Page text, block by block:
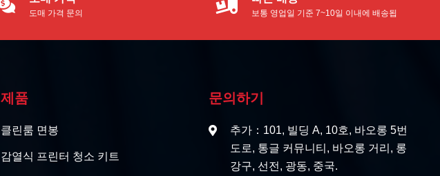
도매 가격 문의
보통 영업일 기준 7~10일 이내에 배송됩
제품
클린룸 면봉
감열식 프린터 청소 키트
문의하기
추가：101, 빌딩 A, 10호, 바오롱 5번
도로, 통글 커뮤니티, 바오롱 거리, 롱
강구, 선전, 광동, 중국.